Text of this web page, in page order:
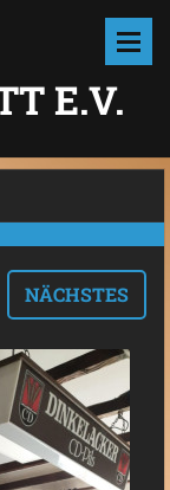
E.V.
NÄCHSTES